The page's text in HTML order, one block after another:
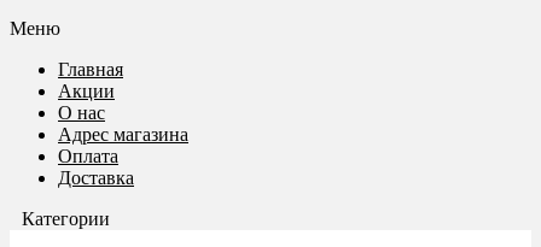
Меню
Главная
Акции
О нас
Адрес магазина
Оплата
Доставка
Категории